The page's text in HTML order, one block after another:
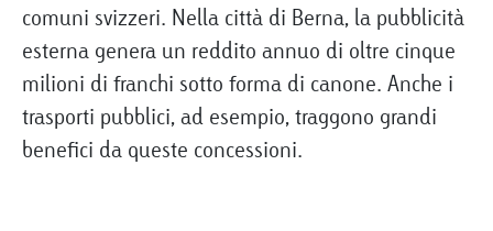
comuni svizzeri. Nella città di Berna, la pubblicità
esterna genera un reddito annuo di oltre cinque
milioni di franchi sotto forma di canone. Anche i
trasporti pubblici, ad esempio, traggono grandi
benefici da queste concessioni.